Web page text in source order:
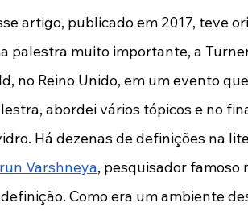
artigo, publicado em 2017, teve
palestra muito importante, a
no Reino Unido, em um evento
abordei vários tópicos e no
Há dezenas de definições na
Varshneya, pesquisador famoso
Como era um ambiente